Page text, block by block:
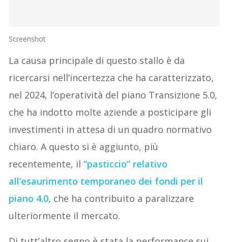
Screenshot
La causa principale di questo stallo è da
ricercarsi nell’incertezza che ha caratterizzato,
nel 2024, l’operatività del piano Transizione 5.0,
che ha indotto molte aziende a posticipare gli
investimenti in attesa di un quadro normativo
chiaro. A questo si è aggiunto, più
recentemente, il“pasticcio” relativo
all’esaurimento temporaneo dei fondi per il
piano 4.0, che ha contribuito a paralizzare
ulteriormente il mercato.